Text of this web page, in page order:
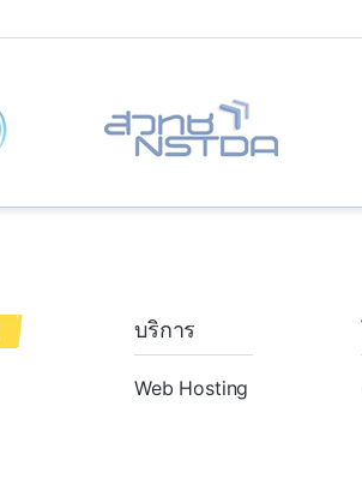
บริการ
Web Hosting